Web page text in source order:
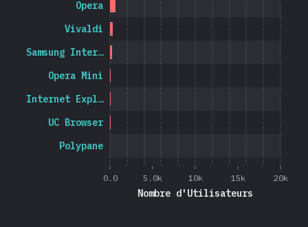
0.0 5.0k 10k 15k 20k
Nombre d'Utilisateurs
Polypane
UC Browser
Internet Expl…
Opera Mini
Samsung Inter…
Vivaldi
Opera